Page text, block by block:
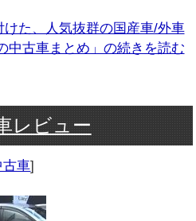
けた、人気抜群の国産車/外車
中古車まとめ」の続きを読む
レビュー
古車]